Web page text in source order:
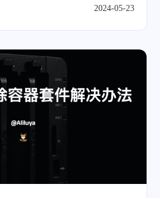
2024-05-23